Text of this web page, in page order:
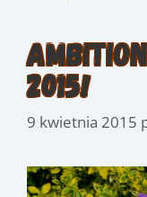
2015!
9 kwietnia 2015